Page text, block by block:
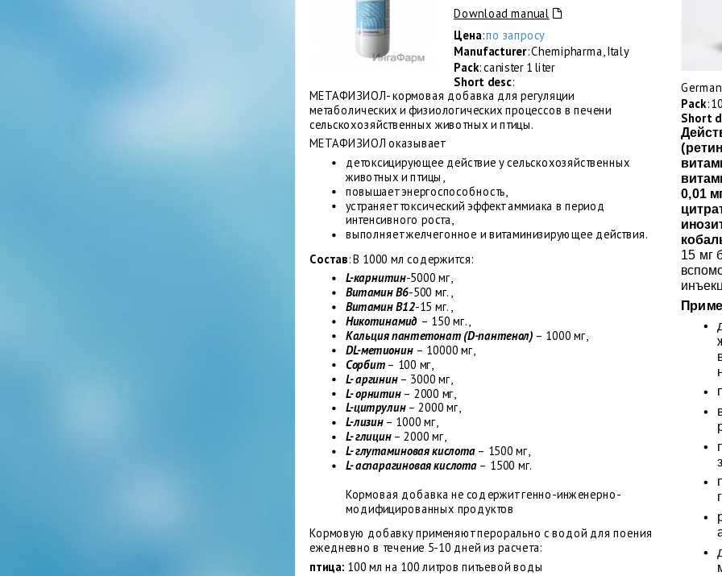
Download manual
Цена:по запросу
Manufacturer: Chemipharma, Italy
Pack: canister 1 liter
Short desc:
МЕТАФИЗИОЛ- кормовая добавка для регуляции
метаболических и физиологических процессов в печени
сельскохозяйственных животных и птицы.
МЕТАФИЗИОЛ оказывает
детоксицирующее действие у сельскохозяйственных
животных и птицы,
повышает энергоспособность,
устраняет токсический эффект аммиака в период
интенсивного роста,
выполняет желчегонное и витаминизирующее действия.
Состав: В 1000 мл содержится:
L-карнитин-5000 мг,
Витамин В6-500 мг.,
Витамин В12-15 мг.,
Никотинамид – 150 мг.,
Кальция пантетонат (D-пантенол) – 1000 мг,
DL-метионин – 10000 мг,
Сорбит– 100 мг,
L- аргинин– 3000 мг,
L- орнитин – 2000 мг,
L-цитрулин– 2000 мг,
L-лизин– 1000 мг,
L- глицин– 2000 мг,
L- глутаминовая кислота– 1500 мг,
L- аспарагиновая кислота – 1500 мг.
Кормовая добавка не содержит генно-инженерно-
модифицированных продуктов
Кормовую добавку применяют перорально с водой для поения
ежедневно в течение 5-10 дней из расчета:
птица: 100 мл на 100 литров питьевой воды
Pack:
Short
0,01
15 мг